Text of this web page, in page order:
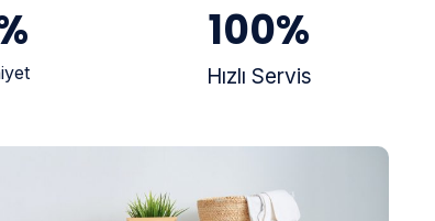
100%
Hızlı Servis